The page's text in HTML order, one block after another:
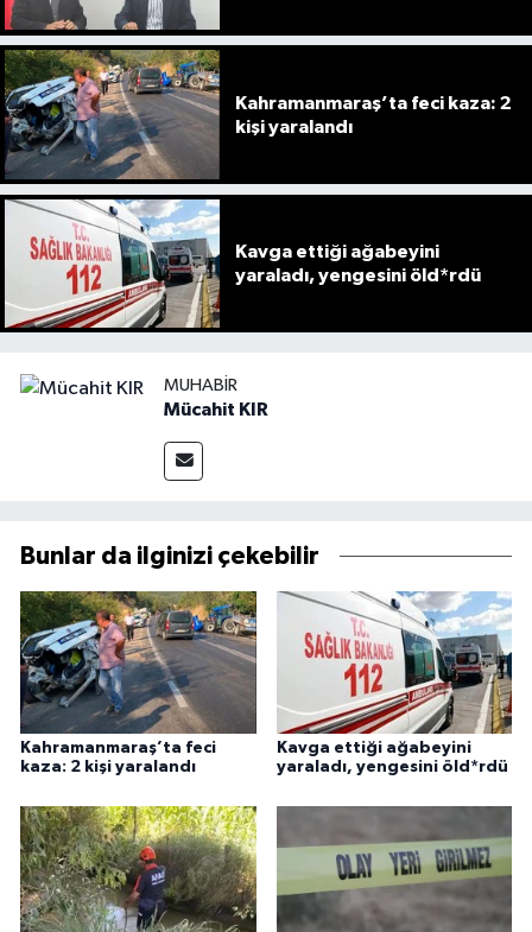
Kahramanmaraş’ta feci kaza: 2
kişi yaralandı
Kavga ettiği ağabeyini
yaraladı, yengesini öld*rdü
MUHABIR
Mücahit KIR
Bunlar da ilginizi çekebilir
Kahramanmaraş’ta feci
kaza: 2 kişi yaralandı
Kavga ettiği ağabeyini
yaraladı, yengesini öld*rdü